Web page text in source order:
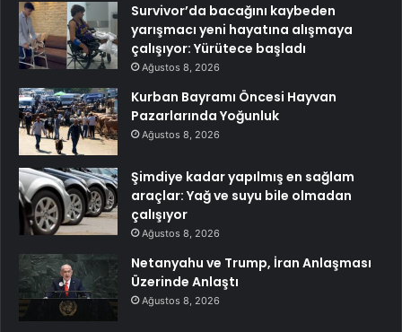
Survivor’da bacağını kaybeden
yarışmacı yeni hayatına alışmaya
çalışıyor: Yürütece başladı
Ağustos 8, 2026
Kurban Bayramı Öncesi Hayvan
Pazarlarında Yoğunluk
Ağustos 8, 2026
Şimdiye kadar yapılmış en sağlam
araçlar: Yağ ve suyu bile olmadan
çalışıyor
Ağustos 8, 2026
Netanyahu ve Trump, İran Anlaşması
Üzerinde Anlaştı
Ağustos 8, 2026